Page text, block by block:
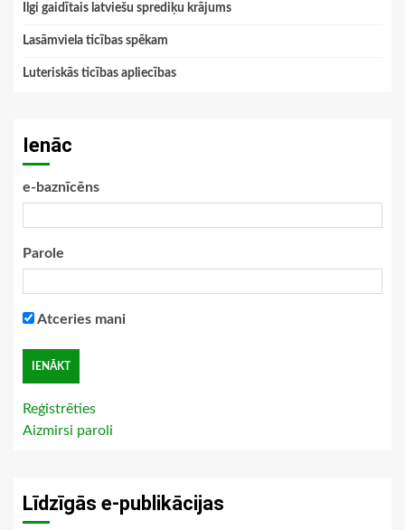
Ilgi gaidītais latviešu sprediķu krājums
Lasāmviela ticības spēkam
Luteriskās ticības apliecības
Ienāc
e-baznīcēns
Parole
Atceries mani
Reģistrēties
Aizmirsi paroli
Līdzīgās e-publikācijas